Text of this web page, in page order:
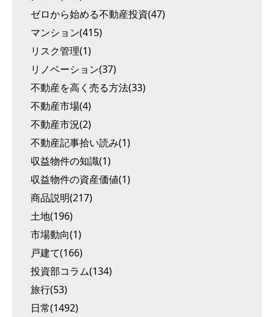
ゼロから始める不動産投資(47)
マンション(415)
リスク管理(1)
リノベーション(37)
不動産を高く売る方法(33)
不動産市場(4)
不動産市況(2)
不動産記事拾い読み(1)
収益物件の知識(1)
収益物件の資産価値(1)
商品説明(217)
土地(196)
市場動向(1)
戸建て(166)
投資部コラム(134)
旅行(53)
日常(1492)